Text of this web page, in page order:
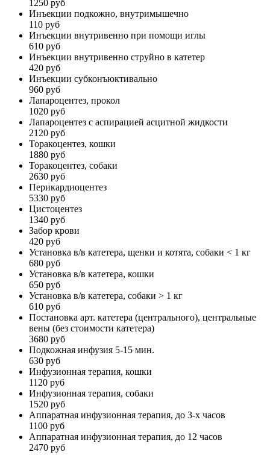
1250 руб
Инъекции подкожно, внутримышечно
110 руб
Инъекции внутривенно при помощи иглы
610 руб
Инъекции внутривенно струйно в катетер
420 руб
Инъекции субконъюктивально
960 руб
Лапароцентез, прокол
1020 руб
Лапароцентез с аспирацией асцитной жидкости
2120 руб
Торакоцентез, кошки
1880 руб
Торакоцентез, собаки
2630 руб
Перикардиоцентез
5330 руб
Цистоцентез
1340 руб
Забор крови
420 руб
Установка в/в катетера, щенки и котята, собаки < 1 кг
680 руб
Установка в/в катетера, кошки
650 руб
Установка в/в катетера, собаки > 1 кг
610 руб
Постановка арт. катетера (центрального), центральные
вены (без стоимости катетера)
3680 руб
Подкожная инфузия 5-15 мин.
630 руб
Инфузионная терапия, кошки
1120 руб
Инфузионная терапия, собаки
1520 руб
Аппаратная инфузионная терапия, до 3-х часов
1100 руб
Аппаратная инфузионная терапия, до 12 часов
2470 руб